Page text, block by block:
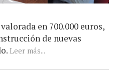
en 700.000 euros,
de nuevas
Leer más...